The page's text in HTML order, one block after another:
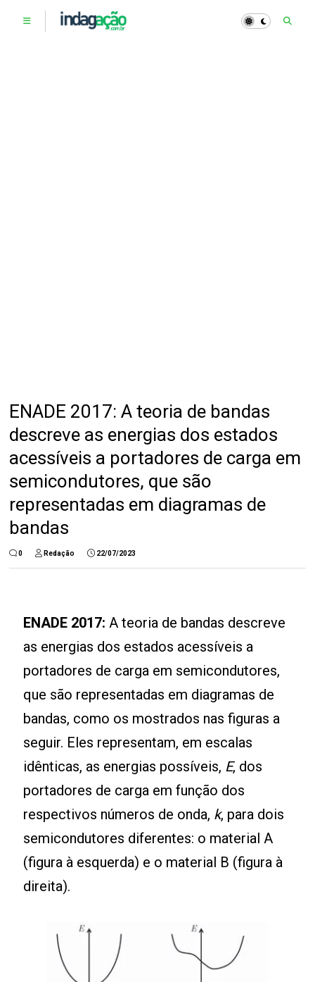
ENADE 2017: A teoria de bandas
descreve as energias dos estados
acessíveis a portadores de carga em
semicondutores, que são
representadas em diagramas de
bandas
0 Redação 22/07/2023
ENADE 2017:A teoria de bandas descreve
as energias dos estados acessíveis a
portadores de carga em semicondutores,
que são representadas em diagramas de
bandas, como os mostrados nas figuras a
seguir. Eles representam, em escalas
idênticas, as energias possíveis, E, dos
portadores de carga em função dos
respectivos números de onda, k, para dois
semicondutores diferentes: o material A
(figura à esquerda) e o material B (figura à
direita).